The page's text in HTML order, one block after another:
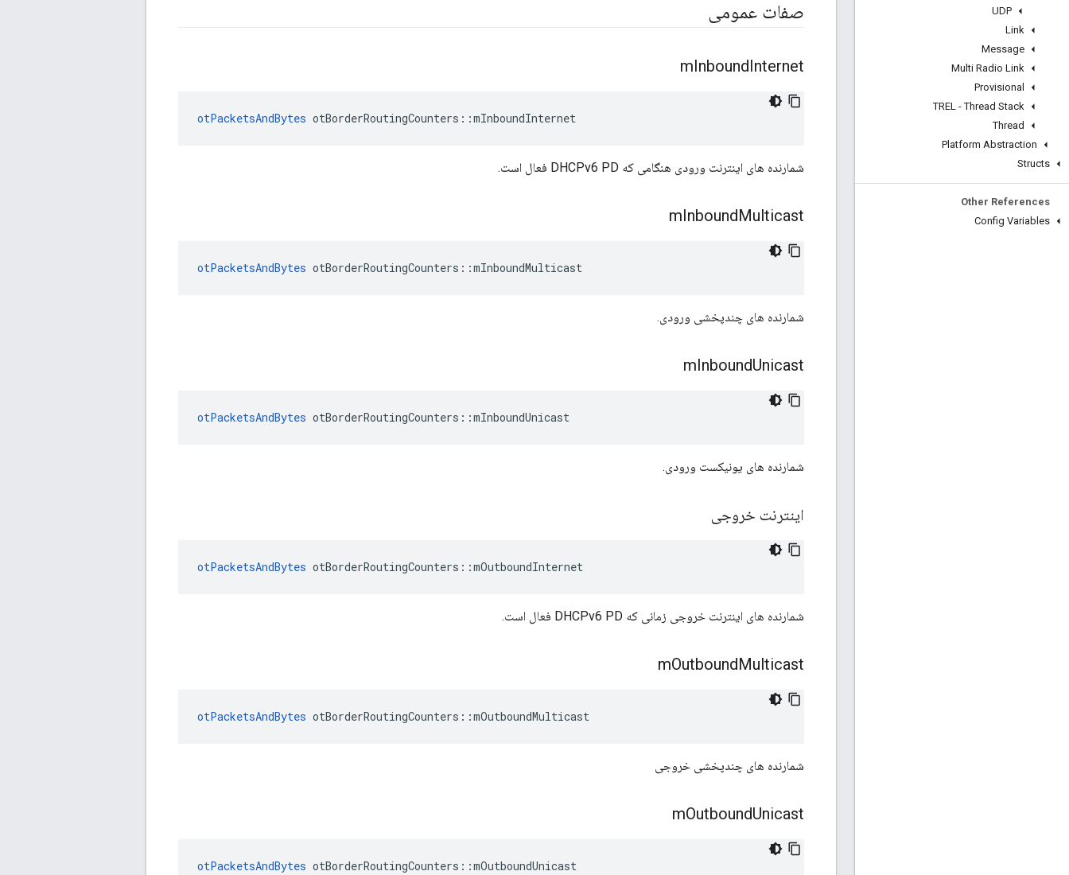
UDP
Link
Message
Multi Radio Link
Provisional
TREL - Thread Stack
Thread
Platform Abstraction
Structs
Other References
Config Variables
صفات عمومی
mInboundInternet
otPacketsAndBytes otBorderRoutingCounters ::mInboundInternet
شمارنده های اینترنت ورودی هنگامی که DHCPv6 PD فعال است.
mInboundMulticast
otPacketsAndBytes otBorderRoutingCounters ::mInboundMulticast
شمارنده های چندپخشی ورودی.
mInboundUnicast
otPacketsAndBytes otBorderRoutingCounters ::mInboundUnicast
شمارنده های یونیکست ورودی.
اینترنت خروجی
otPacketsAndBytes otBorderRoutingCounters ::mOutboundInternet
شمارنده های اینترنت خروجی زمانی که DHCPv6 PD فعال است.
mOutboundMulticast
otPacketsAndBytes otBorderRoutingCounters ::mOutboundMulticast
شمارنده های چندپخشی خروجی
mOutboundUnicast
otPacketsAndBytes otBorderRoutingCounters ::mOutboundUnicast